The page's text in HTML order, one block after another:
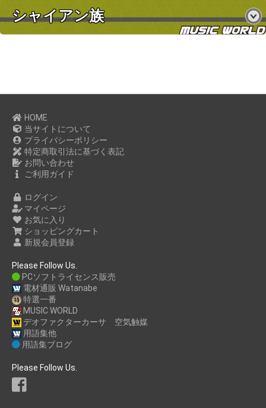
シャイアン族
HOME
当サイトについて
プライバシーポリシー
特定商取引法に基づく表記
お問い合わせ
ご利用ガイド
ログイン
マイページ
お気に入り
ショッピングカート
新規会員登録
Please Follow Us.
PCソフトライセンス販売
電材通販 Watanabe
特選一番
MUSIC WORLD
デオファクターカーサ 空気触媒
用語集他
用語集ブログ
Please Follow Us.